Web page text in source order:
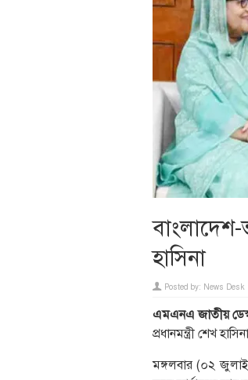
বাংলাদেশ-
হাসিনা
Posted by: News Desk
এমএনএ জাতীয়
প্রধানমন্ত্রী শেখ
মঙ্গলবার (০২ জুলাই)